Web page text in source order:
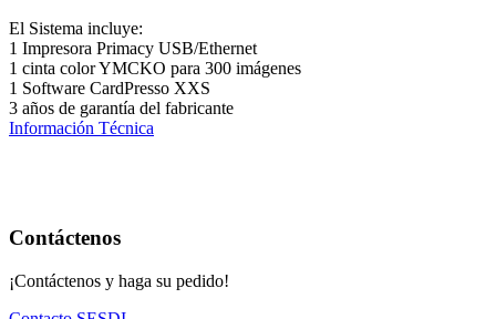
El Sistema incluye:
1 Impresora Primacy USB/Ethernet
1 cinta color YMCKO para 300 imágenes
1 Software CardPresso XXS
3 años de garantía del fabricante
Información Técnica
Contáctenos
¡Contáctenos y haga su pedido!